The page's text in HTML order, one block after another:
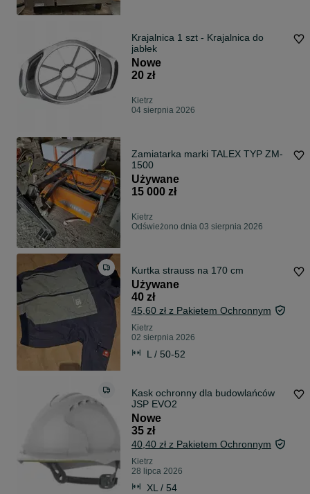
Krajalnica 1 szt - Krajalnica do
jabłek
Nowe
20 zł
Kietrz
04 sierpnia 2026
Zamiatarka marki TALEX TYP ZM-
1500
Używane
15 000 zł
Kietrz
Odświeżono dnia 03 sierpnia 2026
Kurtka strauss na 170 cm
Używane
40 zł
45,60 zł z Pakietem Ochronnym
Kietrz
02 sierpnia 2026
L / 50-52
Kask ochronny dla budowlańców
JSP EVO2
Nowe
35 zł
40,40 zł z Pakietem Ochronnym
Kietrz
28 lipca 2026
XL / 54